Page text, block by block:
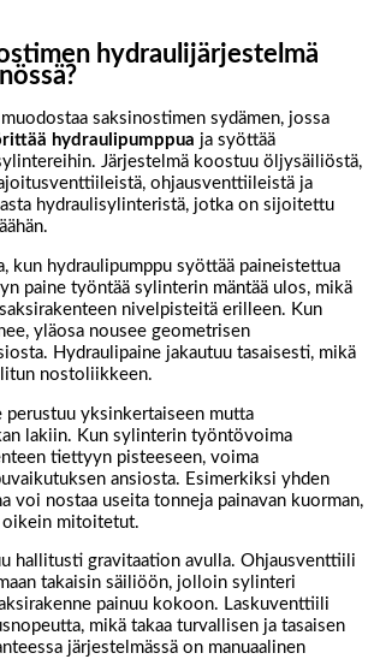
hydraulijärjestelmä
saksinostimen sydämen, jossa
hydraulipumppua ja syöttää
Järjestelmä koostuu öljysäiliöstä,
ohjausventtiileistä ja
hydraulisylinteristä, jotka on sijoitettu
kun hydraulipumppu syöttää paineistettua
paine työntää sylinterin mäntää ulos, mikä
nivelpisteitä erilleen. Kun
yläosa nousee geometrisen
Hydraulipaine jakautuu tasaisesti, mikä
nostoliikkeen.
perustuu yksinkertaiseen mutta
lakiin. Kun sylinterin työntövoima
tiettyyn pisteeseen, voima
ansiosta. Esimerkiksi yhden
voi nostaa useita tonneja painavan kuorman,
oikein mitoitetut.
hallitusti gravitaation avulla. Ohjausventtiili
takaisin säiliöön, jolloin sylinteri
painuu kokoon. Laskuventtiili
mikä takaa turvallisen ja tasaisen
järjestelmässä on manuaalinen